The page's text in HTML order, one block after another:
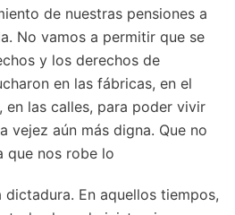
de nuestras pensiones a
No vamos a permitir que se
y los derechos de
en las fábricas, en el
en las calles, para poder vivir
vejez aún más digna. Que no
que nos robe lo
En aquellos tiempos,